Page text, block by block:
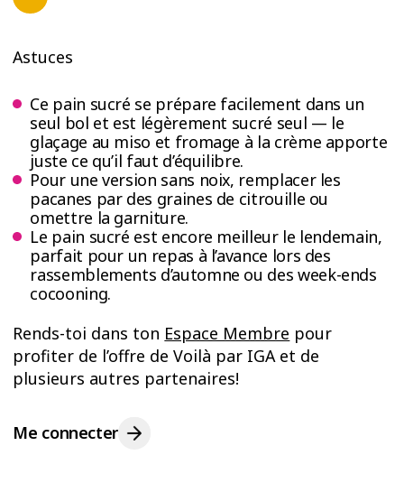
Astuces
Ce pain sucré se prépare facilement dans un
seul bol et est légèrement sucré seul — le
glaçage au miso et fromage à la crème apporte
juste ce qu’il faut d’équilibre.
Pour une version sans noix, remplacer les
pacanes par des graines de citrouille ou
omettre la garniture.
Le pain sucré est encore meilleur le lendemain,
parfait pour un repas à l’avance lors des
rassemblements d’automne ou des week-ends
cocooning.
Rends-toi dans ton Espace Membre pour
profiter de l’offre de Voilà par IGA et de
plusieurs autres partenaires!
Me connecter